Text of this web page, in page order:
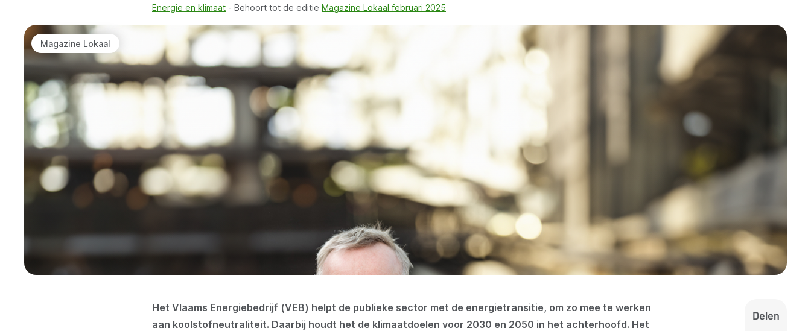
Energie en klimaat Behoort tot de editie Magazine Lokaal februari 2025
Magazine Lokaal
Het Vlaams Energiebedrijf (VEB) helpt de publieke sector met de energietransitie, om zo mee te werken
aan koolstofneutraliteit. Daarbij houdt het de klimaatdoelen voor 2030 en 2050 in het achterhoofd. Het
Delen